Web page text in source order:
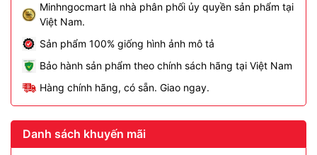
Minhngocmart là nhà phân phối ủy quyền sản phẩm tại
Việt Nam.
Sản phẩm 100% giống hình ảnh mô tả
Bảo hành sản phẩm theo chính sách hãng tại Việt Nam
Hàng chính hãng, có sẵn. Giao ngay.
Danh sách khuyến mãi